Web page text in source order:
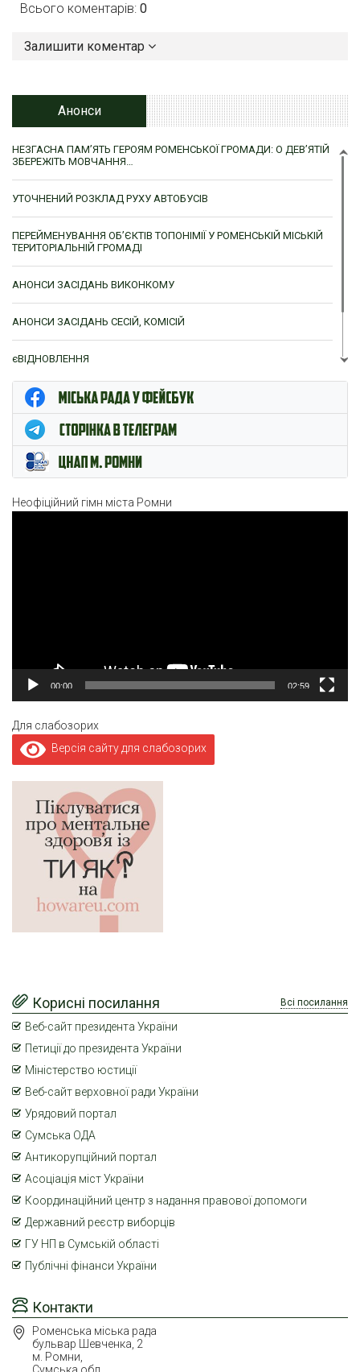
Всього коментарів: 0
Залишити коментар
Анонси
НЕЗГАСНА ПАМ’ЯТЬ ГЕРОЯМ РОМЕНСЬКОЇ ГРОМАДИ: О ДЕВ’ЯТІЙ
ЗБЕРЕЖІТЬ МОВЧАННЯ…
УТОЧНЕНИЙ РОЗКЛАД РУХУ АВТОБУСІВ
ПЕРЕЙМЕНУВАННЯ ОБ’ЄКТІВ ТОПОНІМІЇ У РОМЕНСЬКІЙ МІСЬКІЙ
ТЕРИТОРІАЛЬНІЙ ГРОМАДІ
АНОНСИ ЗАСІДАНЬ ВИКОНКОМУ
АНОНСИ ЗАСІДАНЬ СЕСІЙ, КОМІСІЙ
єВІДНОВЛЕННЯ
ЦНАП м. Ромни
Неофіційний гімн міста Ромни
00:00 02:59
Для слабозорих
Версія сайту для слабозорих
Контакти
Роменська міська рада
бульвар Шевченка, 2
м. Ромни,
Сумська обл.,
Корисні посилання Всі посилання
Веб-сайт президента України
Петиції до президента України
Міністерство юстиції
Веб-сайт верховної ради України
Урядовий портал
Сумська ОДА
Антикорупційний портал
Асоціація міст України
Координаційний центр з надання правової допомоги
Державний реєстр виборців
ГУ НП в Сумській області
Публічні фінанси України